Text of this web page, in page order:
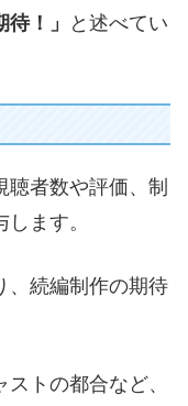
！」
と述べてい
者数や評価、制
ます。
、続編制作の期待
トの都合など、